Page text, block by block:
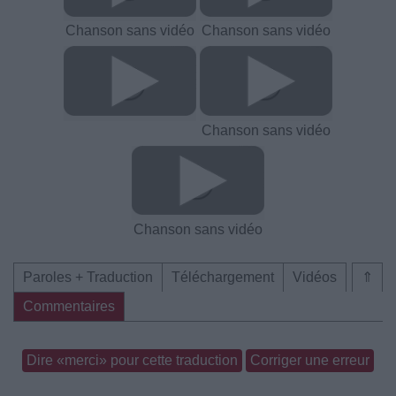
Chanson sans vidéo Chanson sans vidéo
Chanson sans vidéo
Chanson sans vidéo
⇑
Paroles + Traduction Téléchargement
Vidéos
Commentaires
Dire «merci» pour cette traduction Corriger une erreur